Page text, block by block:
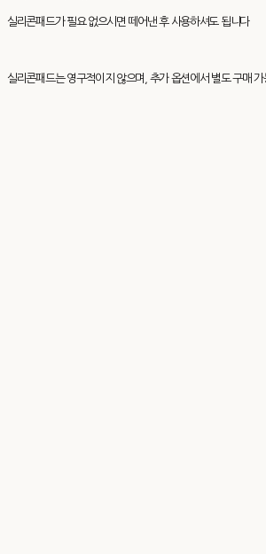
실리콘패드가 필요 없으시면 떼어낸 후 사용하셔도 됩니다
실리콘패드는 영구적이지 않으며, 추가 옵션에서 별도 구매